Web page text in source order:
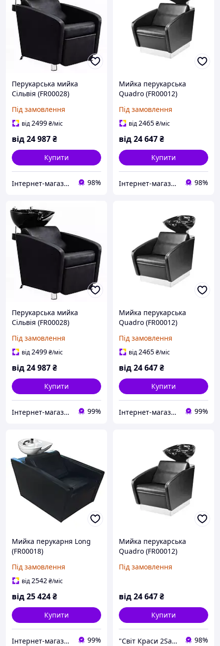
Перукарська мийка
Сільвія (FR00028)
Під замовлення
від2499₴/міс
від24 987₴
Купити
Інтернет-магазин "Злий Стиліст" 98%
Мийка перукарська
Quadro (FR00012)
Під замовлення
від2465₴/міс
від24 647₴
Купити
Інтернет-магазин "Злий Стиліст" 98%
Перукарська мийка
Сільвія (FR00028)
Під замовлення
від2499₴/міс
від24 987₴
Купити
Інтернет-магазин "Flattop" 99%
Мийка перукарська
Quadro (FR00012)
Під замовлення
від2465₴/міс
від24 647₴
Купити
Інтернет-магазин "Flattop" 99%
Мийка перукарня Long
(FR00018)
Під замовлення
від2542₴/міс
від25 424₴
Купити
Інтернет-магазин "Flattop" 99%
Мийка перукарська
Quadro (FR00012)
Під замовлення
від24 647₴
Купити
"Світ Краси 2Salon" Інтернет-магазин 98%